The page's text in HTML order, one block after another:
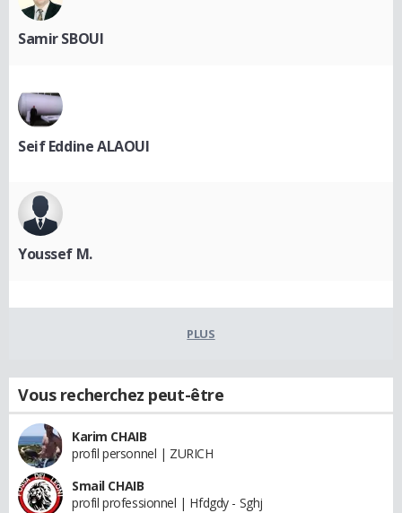
Samir SBOUI
Seif Eddine ALAOUI
Youssef M.
PLUS
Vous recherchez peut-être
Karim CHAIB
profil personnel | ZURICH
Smail CHAIB
profil professionnel | Hfdgdy - Sghj